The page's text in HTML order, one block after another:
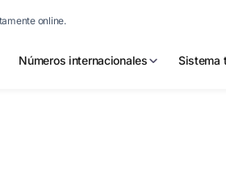
online.
Números internacionales Sistema